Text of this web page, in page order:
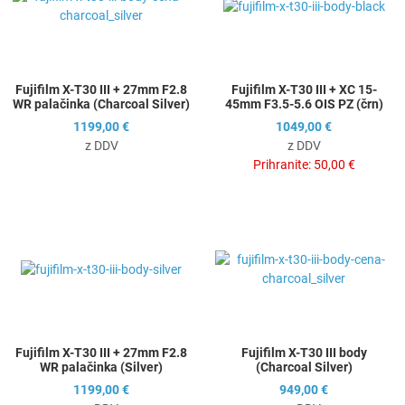
Fujifilm X-T30 III + 27mm F2.8
WR palačinka (Charcoal Silver)
1199,00 €
z DDV
Fujifilm X-T30 III + XC 15-
45mm F3.5-5.6 OIS PZ (črn)
1049,00 €
z DDV
Prihranite: 50,00 €
Dodaj k primerjavi
Fujifilm X-T30 III + 27mm F2.8
WR palačinka (Silver)
1199,00 €
Fujifilm X-T30 III body
(Charcoal Silver)
949,00 €